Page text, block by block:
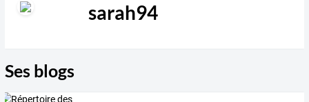
sarah94
Ses blogs